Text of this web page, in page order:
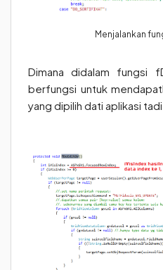
Menjalankan
Dimana didalam fungsi
berfungsi untuk
yang dipilih dati aplikasi tadi.